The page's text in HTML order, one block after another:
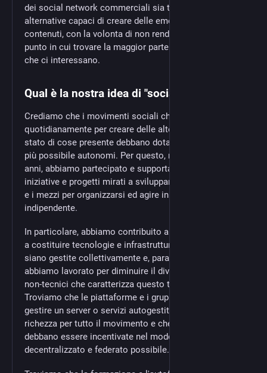
dei social network commerciali sia tentare strade
alternative capaci di creare delle emorragie di utenti e
contenuti, con la volonta di non renderli più l'unico
punto in cui trovare la maggior parte delle informazioni
che ci interessano.
Qual è la nostra idea di "social network"
Crediamo che i movimenti sociali che sono impegnati
quotidianamente per creare delle alternative reali allo
stato di cose presente debbano dotarsi di strumenti il
più possibile autonomi. Per questo, nel corso degli
anni, abbiamo partecipato e supportato molte
iniziative e progetti mirati a sviluppare le conoscenze
e i mezzi per organizzarsi ed agire in maniera
indipendente.
In particolare, abbiamo contribuito a progetti orientati
a costituire tecnologie e infrastrutture digitali che
siano gestite collettivamente e, parallelamente,
abbiamo lavorato per diminuire il divario tra tecnici e
non-tecnici che caratterizza questo tipo di ambito.
Troviamo che le piattaforme e i gruppi capaci di
gestire un server o servizi autogestiti siano una
richezza per tutto il movimento e che tali infrastrutture
debbano essere incentivate nel modo più
decentralizzato e federato possibile.